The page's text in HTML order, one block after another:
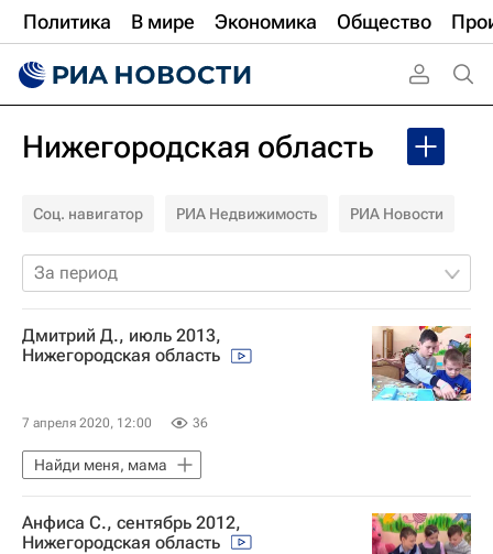
Политика В мире Экономика Общество
Нижегородская область
Соц. навигатор РИА Недвижимость РИА Новости
За период
Дмитрий Д., июль 2013,
Нижегородская область
7 апреля 2020, 12:00 36
Найди меня, мама
Анфиса С., сентябрь 2012,
Нижегородская область